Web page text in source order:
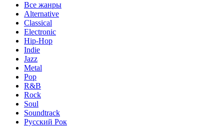
Все жанры
Alternative
Classical
Electronic
Hip-Hop
Indie
Jazz
Metal
Pop
R&B
Rock
Soul
Soundtrack
Русский Рок